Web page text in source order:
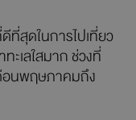
ที่สุดในการไปเที่ยว
ะเลใสมาก ช่วงที่
อนพฤษภาคมถึง